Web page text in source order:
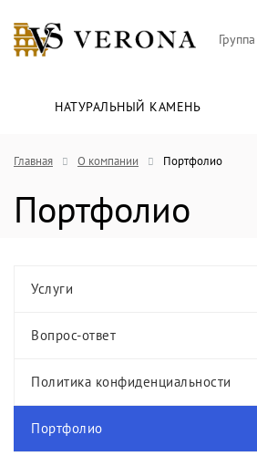
НАТУРАЛЬНЫЙ КАМЕНЬ
Главная О компании Портфолио
Портфолио
Услуги
Вопрос-ответ
Политика конфиденциальности
Портфолио